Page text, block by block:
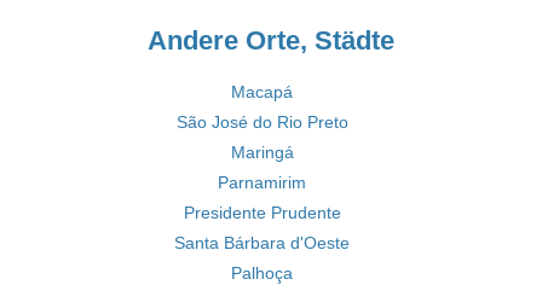
Andere Orte, Städte
Macapá
São José do Rio Preto
Maringá
Parnamirim
Presidente Prudente
Santa Bárbara d'Oeste
Palhoça